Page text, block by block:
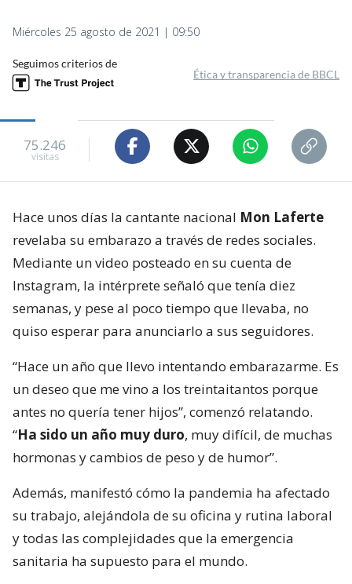
Miércoles 25 agosto de 2021 | 09:50
Seguimos criterios de
Ética y transparencia de BBCL
75.246
visitas
Hace unos días la cantante nacional Mon Laferte
revelaba su embarazo a través de redes sociales.
Mediante un video posteado en su cuenta de
Instagram, la intérprete señaló que tenía diez
semanas, y pese al poco tiempo que llevaba, no
quiso esperar para anunciarlo a sus seguidores.
“Hace un año que llevo intentando embarazarme. Es
un deseo que me vino a los treintaitantos porque
antes no quería tener hijos”, comenzó relatando.
“Ha sido un año muy duro, muy difícil, de muchas
hormonas y cambios de peso y de humor”.
Además, manifestó cómo la pandemia ha afectado
su trabajo, alejándola de su oficina y rutina laboral
y todas las complejidades que la emergencia
sanitaria ha supuesto para el mundo.